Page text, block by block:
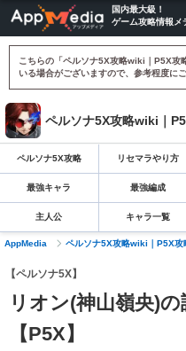
国内最大級！
ゲーム攻略情報メ
こちらの「ペルソナ5X攻略wiki｜P5X攻
いる場合がございますので、参考程度に
ペルソナ5X攻略wiki｜
ペルソナ5X攻略 リセマラやり方
最強キャラ 最強編成
主人公 キャラ一覧
AppMedia ペルソナ5X攻略wiki｜P5X攻
【ペルソナ5X】
リオン(神山嶺央)
【P5X】